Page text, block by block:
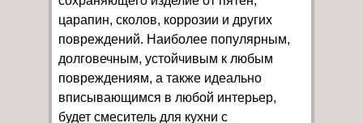
царапин, сколов, коррозии и других
повреждений. Наиболее популярным,
долговечным, устойчивым к любым
повреждениям, а также идеально
вписывающимся в любой интерьер,
будет смеситель для кухни с